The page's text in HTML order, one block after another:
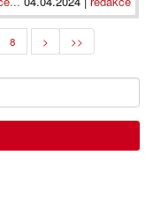
8 > >>